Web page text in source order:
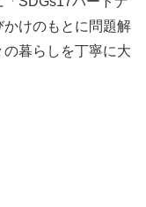
けのもとに問題解
暮らしを丁寧に大